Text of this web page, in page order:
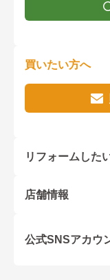
買いたい方へ
リフォームした
店舗情報
公式SNSアカウ